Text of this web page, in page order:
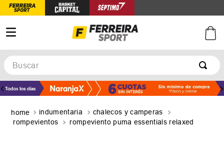
Buscar
indumentaria
chalecos y camperas
rompevientos
rompeviento puma essentials relaxed
TÉRMINOS MÁS BUSCADOS
zapatillas